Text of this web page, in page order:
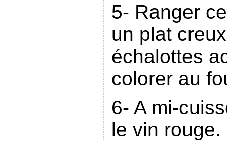
5- Ranger
un plat
échalottes
colorer au
6- A mi-
le vin rouge.